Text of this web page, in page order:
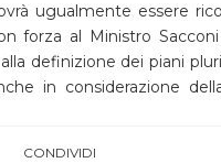
ugualmente essere
forza al Ministro
definizione dei piani
in considerazione
CONDIVIDI